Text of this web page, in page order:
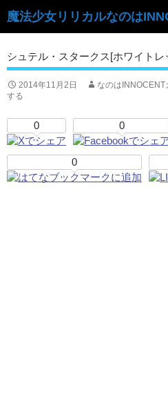
検
索
テ
ン
ツ
へ
ッ
プ
シュテル・スタークス[ホワイトレ
2014年11月2日 なのは
する
0 0
0